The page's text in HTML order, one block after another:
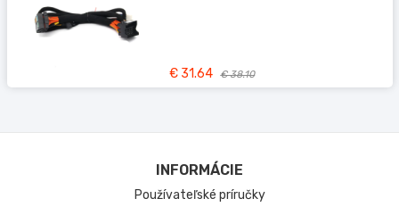
€ 31.64 € 38.10
INFORMÁCIE
Používateľské príručky